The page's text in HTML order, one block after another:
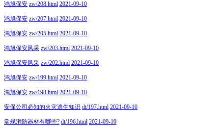
鸿旭保安 zw/208.html 2021-09-10
鸿旭保安 zw/207.html 2021-09-10
鸿旭保安 zw/205.html 2021-09-10
鸿旭保安风采 zw/203.html 2021-09-10
鸿旭保安风采 zw/202.html 2021-09-10
鸿旭保安 zw/199.html 2021-09-10
鸿旭保安 zw/198.html 2021-09-10
安保公司必知的火灾逃生知识 dt/197.html 2021-09-10
常规消防器材有哪些? dt/196.html 2021-09-10